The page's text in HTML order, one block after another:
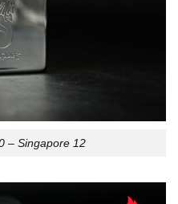
– Singapore 12